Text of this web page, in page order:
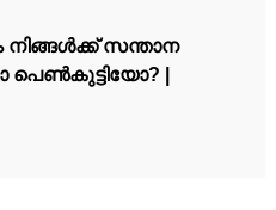
നിങ്ങൾക്ക് സന്താന
|